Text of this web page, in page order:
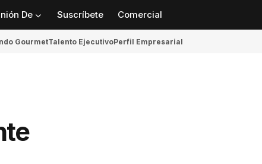
De Suscríbete Comercial
GourmetTalento EjecutivoPerfil Empresarial